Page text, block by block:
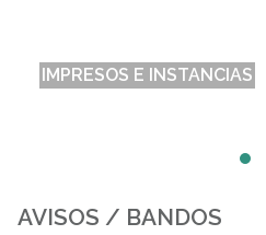
IMPRESOS E INSTANCIAS
AVISOS / BANDOS